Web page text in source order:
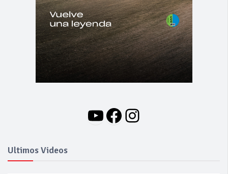
YouTube
Facebook
Instagram
Ultimos Videos